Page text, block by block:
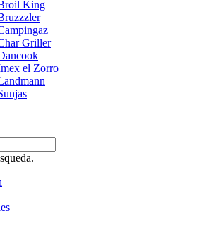
King
Griller
el Zorro